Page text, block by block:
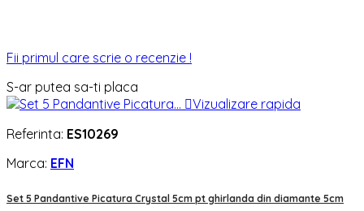
Fii primul care scrie o recenzie !
S-ar putea sa-ti placa
Vizualizare rapida
Referinta: ES10269
Marca: EFN
Set 5 Pandantive Picatura Crystal 5cm pt ghirlanda din diamante 5cm